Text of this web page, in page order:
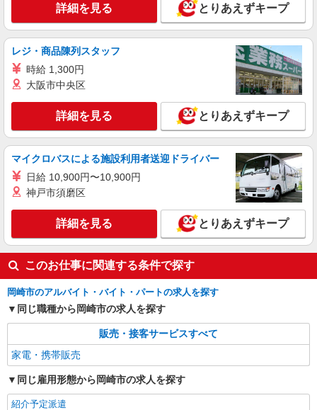
派遣社員
株式会社シエロ
【au】人気機種に詳しくなれる携帯販売
時給1500円〜1900円（経験・能力による） ※
残業代支給 ★交通費別途支給（規定あり） ゜
+゜・。○。・゜+゜・。○。・゜+゜ 入社祝い金10
万円支給(規定有) お友達を紹介頂くと, インセンテ
ィブ支給(規定有) ★月2回払い・週払い可能（規程
有）★ ゜・。○。・゜+゜・。○。・゜+゜
愛知県岡崎市のauショップ
キープ 詳細を見る
紹介予定派遣
株式会社シエロ
【softbank】人気機種に詳しくなれる携帯販
売
時給1400〜1600円（経験・能力による） ※残
業代支給 ★交通費別途支給（規定あり） ゜
+゜・。○。・゜+゜・。○。・゜+゜ 入社祝い金10
万円支給(規定有) お友達を紹介頂くと, インセンテ
ィブ支給(規定有) ★月2回払い・週払い可能（規程
有）★ ゜・。○。・゜+゜・。○。・゜+゜
愛知県岡崎市のsoftbankショップ
キープ 詳細を見る
詳細を見る とりあえずキープ
レジ・商品陳列スタッフ
時給 1,300円
大阪市中央区
詳細を見る とりあえずキープ
マイクロバスによる施設利用者送迎ドライバー
日給 10,900円〜10,900円
神戸市須磨区
詳細を見る とりあえずキープ
このお仕事に関連する条件で探す
岡崎市のアルバイト・バイト・パートの求人を探す
同じ職種から岡崎市の求人を探す
販売・接客サービスすべて
家電・携帯販売
同じ雇用形態から岡崎市の求人を探す
紹介予定派遣